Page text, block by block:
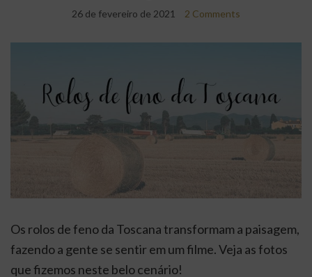
26 de fevereiro de 2021 2 Comments
Os rolos de feno da Toscana transformam a paisagem,
fazendo a gente se sentir em um filme. Veja as fotos
que fizemos neste belo cenário!